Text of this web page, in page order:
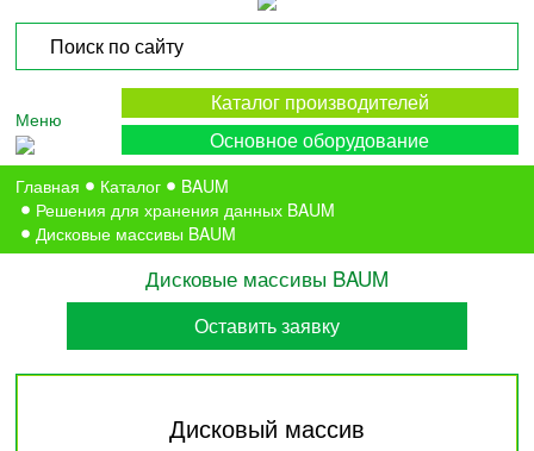
Меню
Каталог производителей
Основное оборудование
Главная Каталог
BAUM
Решения для хранения данных BAUM
Дисковые массивы BAUM
Дисковые массивы BAUM
Оставить заявку
Дисковый массив